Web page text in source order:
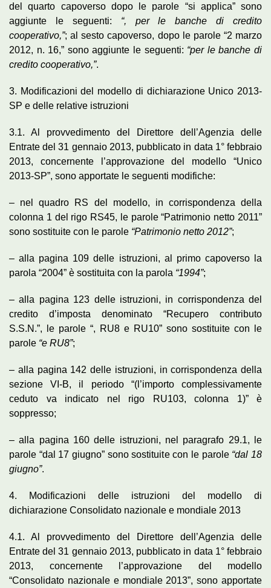
del quarto capoverso dopo le parole “si applica” sono
aggiunte le seguenti: “, per le banche di credito
cooperativo,”; al sesto capoverso, dopo le parole “2 marzo
2012, n. 16,” sono aggiunte le seguenti: “per le banche di
credito cooperativo,”.
3. Modificazioni del modello di dichiarazione Unico 2013-
SP e delle relative istruzioni
3.1. Al provvedimento del Direttore dell’Agenzia delle
Entrate del 31 gennaio 2013, pubblicato in data 1° febbraio
2013, concernente l’approvazione del modello “Unico
2013-SP”, sono apportate le seguenti modifiche:
– nel quadro RS del modello, in corrispondenza della
colonna 1 del rigo RS45, le parole “Patrimonio netto 2011”
sono sostituite con le parole “Patrimonio netto 2012”;
– alla pagina 109 delle istruzioni, al primo capoverso la
parola “2004” è sostituita con la parola “1994”;
– alla pagina 123 delle istruzioni, in corrispondenza del
credito d’imposta denominato “Recupero contributo
S.S.N.”, le parole “, RU8 e RU10” sono sostituite con le
parole “e RU8”;
– alla pagina 142 delle istruzioni, in corrispondenza della
sezione VI-B, il periodo “(l’importo complessivamente
ceduto va indicato nel rigo RU103, colonna 1)” è
soppresso;
– alla pagina 160 delle istruzioni, nel paragrafo 29.1, le
parole “dal 17 giugno” sono sostituite con le parole “dal 18
giugno”.
4. Modificazioni delle istruzioni del modello di
dichiarazione Consolidato nazionale e mondiale 2013
4.1. Al provvedimento del Direttore dell’Agenzia delle
Entrate del 31 gennaio 2013, pubblicato in data 1° febbraio
2013, concernente l’approvazione del modello
“Consolidato nazionale e mondiale 2013”, sono apportate